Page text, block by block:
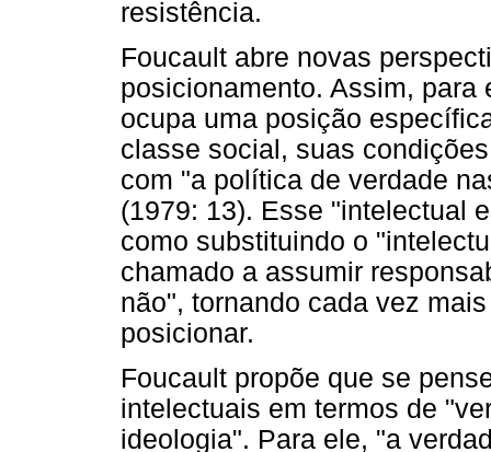
resistência.
Foucault abre novas
posicionamento. Assim,
ocupa uma posição
classe social, suas
com "a política de verdade
(1979: 13). Esse "intelectual
como substituindo o
chamado a assumir
não", tornando cada vez
posicionar.
Foucault propõe que se
intelectuais em termos de
ideologia". Para ele, "a